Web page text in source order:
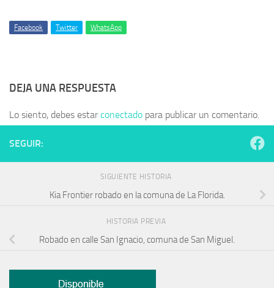
Facebook Twitter WhatsApp
DEJA UNA RESPUESTA
Lo siento, debes estarconectado para publicar un comentario.
SEGUIR:
SIGUIENTE HISTORIA
Kia Frontier robado en la comuna de La Florida.
HISTORIA PREVIA
Robado en calle San Ignacio, comuna de San Miguel.